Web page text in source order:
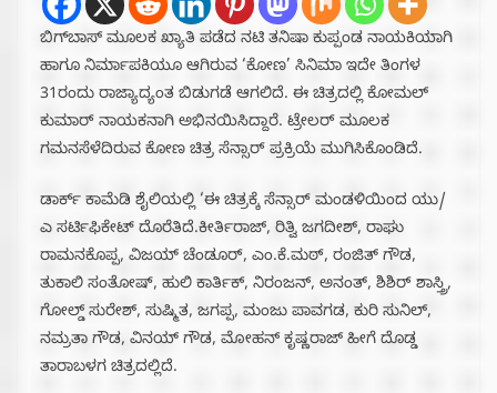
ಬಿಗ್​​ಬಾಸ್ ಮೂಲಕ ಖ್ಯಾತಿ ಪಡೆದ ನಟಿ ತನಿಷಾ ಕುಪ್ಪಂಡ ನಾಯಕಿಯಾಗಿ
ಹಾಗೂ ನಿರ್ಮಾಪಕಿಯೂ ಆಗಿರುವ ‘ಕೋಣ’ ಸಿನಿಮಾ ಇದೇ ತಿಂಗಳ
31ರಂದು ರಾಜ್ಯಾದ್ಯಂತ ಬಿಡುಗಡೆ ಆಗಲಿದೆ. ಈ ಚಿತ್ರದಲ್ಲಿ ಕೋಮಲ್
ಕುಮಾರ್ ನಾಯಕನಾಗಿ ಅಭಿನಯಿಸಿದ್ದಾರೆ. ಟ್ರೇಲರ್ ಮೂಲಕ
ಗಮನಸೆಳೆದಿರುವ ಕೋಣ ಚಿತ್ರ ಸೆನ್ಸಾರ್ ಪ್ರಕ್ರಿಯೆ ಮುಗಿಸಿಕೊಂಡಿದೆ.
ಡಾರ್ಕ್ ಕಾಮೆಡಿ ಶೈಲಿಯಲ್ಲಿ ‘ಈ ಚಿತ್ರಕ್ಕೆ ಸೆನ್ಸಾರ್ ಮಂಡಳಿಯಿಂದ ಯು/
ಎ ಸರ್ಟಿಫಿಕೇಟ್ ದೊರೆತಿದೆ.ಕೀರ್ತಿರಾಜ್, ರಿತ್ವಿ ಜಗದೀಶ್, ರಾಘು
ರಾಮನಕೊಪ್ಪ, ವಿಜಯ್ ಚೆಂಡೂರ್, ಎಂ.ಕೆ.ಮಠ್, ರಂಜಿತ್ ಗೌಡ,
ತುಕಾಲಿ ಸಂತೋಷ್, ಹುಲಿ ಕಾರ್ತಿಕ್, ನಿರಂಜನ್, ಅನಂತ್, ಶಿಶಿರ್ ಶಾಸ್ತ್ರಿ,
ಗೋಲ್ಡ್ ಸುರೇಶ್, ಸುಷ್ಮಿತ, ಜಗಪ್ಪ, ಮಂಜು ಪಾವಗಡ, ಕುರಿ ಸುನಿಲ್,
ನಮ್ರತಾ ಗೌಡ, ವಿನಯ್ ಗೌಡ, ಮೋಹನ್ ಕೃಷ್ಣರಾಜ್ ಹೀಗೆ ದೊಡ್ಡ
ತಾರಾಬಳಗ ಚಿತ್ರದಲ್ಲಿದೆ.